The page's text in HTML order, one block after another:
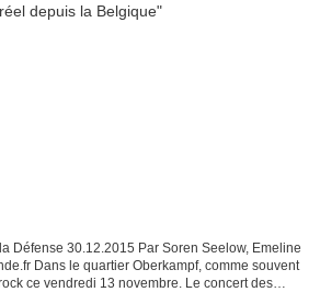
Défense 30.12.2015 Par Soren Seelow, Emeline
Dans le quartier Oberkampf, comme souvent
ce vendredi 13 novembre. Le concert des